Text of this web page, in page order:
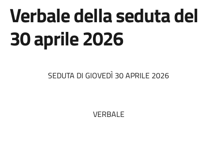
Verbale della seduta del
30 aprile 2026
SEDUTA DI GIOVEDÌ 30 APRILE 2026
VERBALE